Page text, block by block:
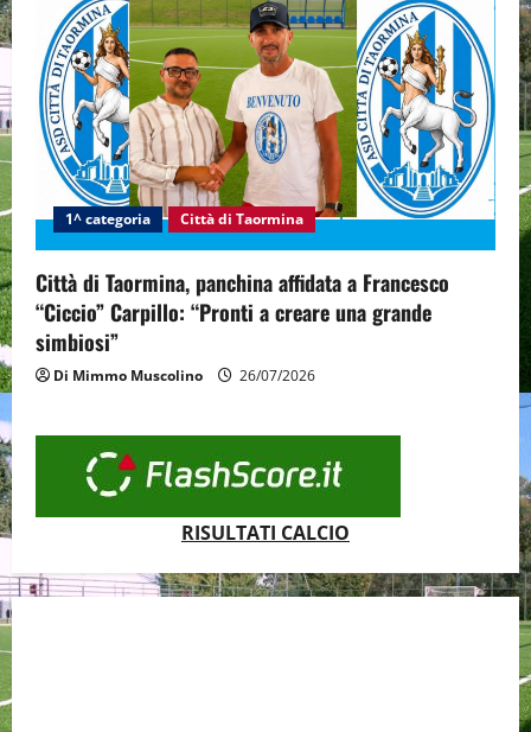
1^ categoria Città di Taormina
Città di Taormina, panchina affidata a Francesco
“Ciccio” Carpillo: “Pronti a creare una grande
simbiosi”
Di Mimmo Muscolino 26/07/2026
RISULTATI CALCIO